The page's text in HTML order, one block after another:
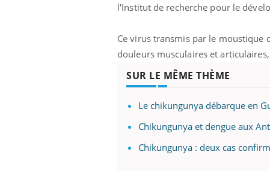
l'Institut de recherche pour le
Ce virus transmis par le moustique
douleurs musculaires et
SUR LE MÊME THÈME
Le chikungunya débarque en
Chikungunya et dengue aux
Chikungunya : deux cas